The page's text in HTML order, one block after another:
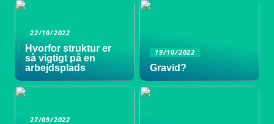
22/10/2022
Hvorfor struktur er
så vigtigt på en
arbejdsplads
19/10/2022
Gravid?
27/09/2022